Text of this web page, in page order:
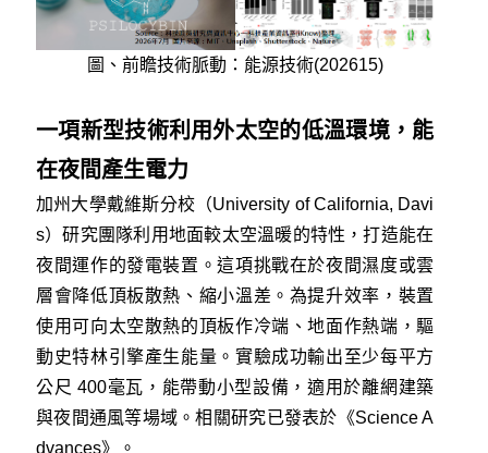
圖、前瞻技術脈動：能源技術(202615)
一項新型技術利用外太空的低溫環境，能
在夜間產生電力
加州大學戴維斯分校（University of California, Davi
s）研究團隊利用地面較太空溫暖的特性，打造能在
夜間運作的發電裝置。這項挑戰在於夜間濕度或雲
層會降低頂板散熱、縮小溫差。為提升效率，裝置
使用可向太空散熱的頂板作冷端、地面作熱端，驅
動史特林引擎產生能量。實驗成功輸出至少每平方
公尺 400毫瓦，能帶動小型設備，適用於離網建築
與夜間通風等場域。相關研究已發表於《Science A
dvances》。